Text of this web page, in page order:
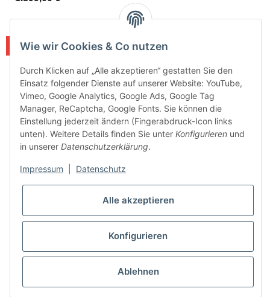
Sale 14%
Wie wir Cookies & Co nutzen
Durch Klicken auf „Alle akzeptieren“ gestatten Sie den
Einsatz folgender Dienste auf unserer Website: YouTube,
Vimeo, Google Analytics, Google Ads, Google Tag
Manager, ReCaptcha, Google Fonts. Sie können die
Einstellung jederzeit ändern (Fingerabdruck-Icon links
unten). Weitere Details finden Sie unter Konfigurieren und
in unserer Datenschutzerklärung.
Impressum Datenschutz
Alle akzeptieren
Konfigurieren
Ablehnen